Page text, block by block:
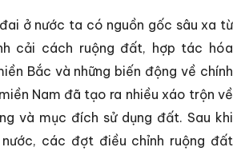
ở nước ta có nguồn gốc sâu xa từ
cải cách ruộng đất, hợp tác hóa
Bắc và những biến động về chính
Nam đã tạo ra nhiều xáo trộn về
và mục đích sử dụng đất. Sau khi
các đợt điều chỉnh ruộng đất